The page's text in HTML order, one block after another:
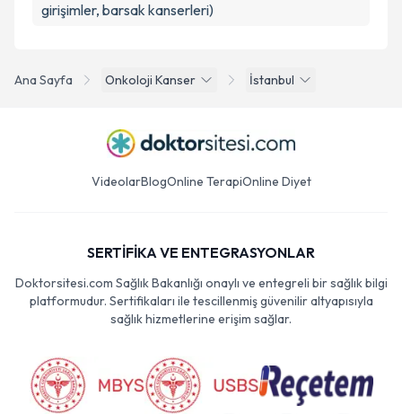
Ana Sayfa Onkoloji Kanser İstanbul
girişimler, barsak kanserleri)
VideolarBlogOnline TerapiOnline Diyet
SERTİFİKA VE ENTEGRASYONLAR
Doktorsitesi.com Sağlık Bakanlığı onaylı ve entegreli bir sağlık bilgi
platformudur. Sertifikaları ile tescillenmiş güvenilir altyapısıyla
sağlık hizmetlerine erişim sağlar.